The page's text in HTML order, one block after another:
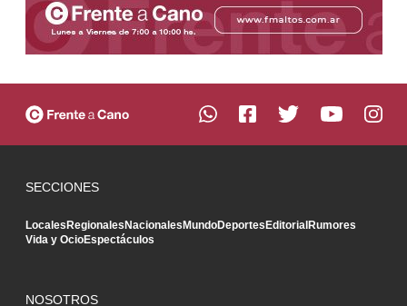
SECCIONES
LocalesRegionalesNacionalesMundoDeportesEditorialRumores
Vida y OcioEspectáculos
NOSOTROS